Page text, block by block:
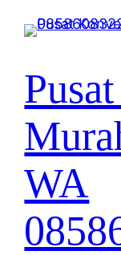
Lewati
WA